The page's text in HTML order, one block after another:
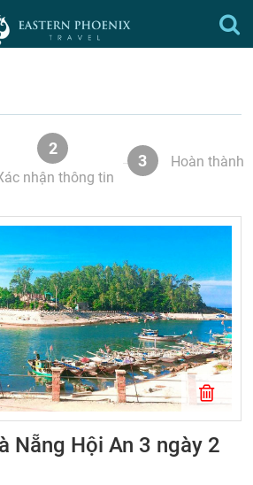
2
nhận thông tin
3 Hoàn thành
Nẵng Hội An 3 ngày 2